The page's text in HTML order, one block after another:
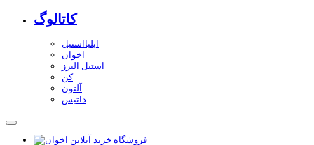
کاتالوگ
ایلیااستیل
اخوان
استیل البرز
کن
آلتون
داتیس